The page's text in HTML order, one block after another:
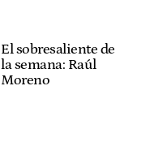
El sobresaliente de
la semana: Raúl
Moreno